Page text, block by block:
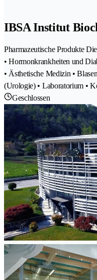
IBSA Institut
Pharmazeutische Produkte
• Hormonkrankheiten und
• Ästhetische Medizin •
(Urologie) • Laboratorium •
Geschlossen